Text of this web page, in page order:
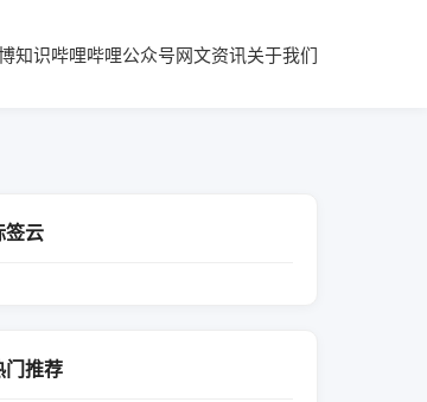
知识哔哩哔哩公众号网文资讯关于我们
签云
门推荐